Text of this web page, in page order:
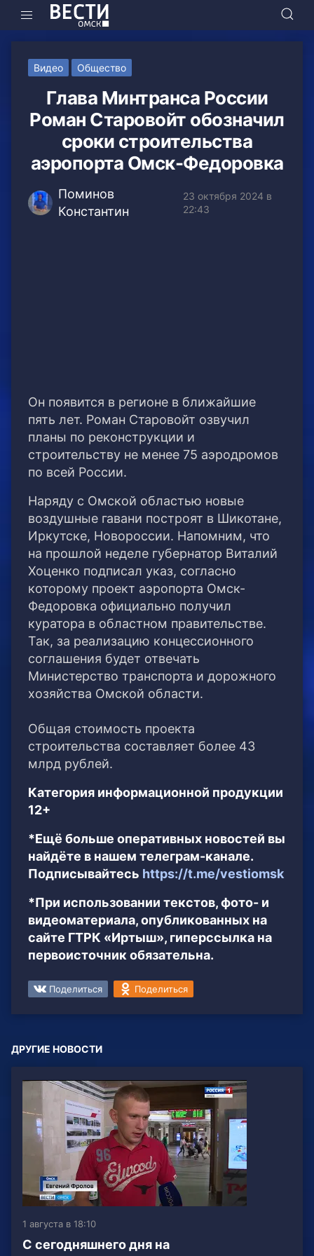
Видео Общество
Глава Минтранса России
Роман Старовойт обозначил
сроки строительства
аэропорта Омск-Федоровка
Поминов
Константин
23 октября 2024 в
22:43
Он появится в регионе в ближайшие
пять лет. Роман Старовойт озвучил
планы по реконструкции и
строительству не менее 75 аэродромов
по всей России.
Наряду с Омской областью новые
воздушные гавани построят в Шикотане,
Иркутске, Новороссии. Напомним, что
на прошлой неделе губернатор Виталий
Хоценко подписал указ, согласно
которому проект аэропорта Омск-
Федоровка официально получил
куратора в областном правительстве.
Так, за реализацию концессионного
соглашения будет отвечать
Министерство транспорта и дорожного
хозяйства Омской области.
Общая стоимость проекта
строительства составляет более 43
млрд рублей.
Категория информационной продукции
12+
*Ещё больше оперативных новостей вы
найдёте в нашем телеграм-канале.
Подписывайтесь https://t.me/vestiomsk
*При использовании текстов, фото- и
видеоматериала, опубликованных на
сайте ГТРК «Иртыш», гиперссылка на
первоисточник обязательна.
Поделиться Поделиться
ДРУГИЕ НОВОСТИ
1 августа в 18:10
С сегодняшнего дня на